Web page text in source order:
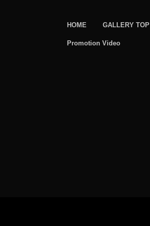
HOME GALLERY TOP
Promotion Video